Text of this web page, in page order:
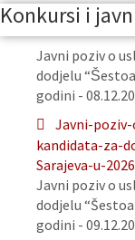
Konkursi i
Javni poziv o
dodjelu
godini -
Javni-
kandidata-za-
Sarajeva-u-
Javni poziv o
dodjelu
godini -